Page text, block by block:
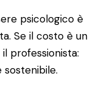
psicologico è
Se il costo è un
professionista:
sostenibile.